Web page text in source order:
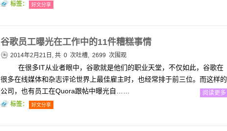
标签：
好文分享
谷歌员工曝光在工作中的11件糟糕事情
2014年2月21日, 共 0 次吐槽, 2699 次围观
在很多IT从业者眼中，谷歌就是他们的职业天堂，不仅如此，谷歌在
很多在线媒体和杂志评论世界上最佳雇主时，也经常排于前三位。而这样的
公司，也有员工在Quora跟帖中曝光自……
阅读更多
标签：
好文分享